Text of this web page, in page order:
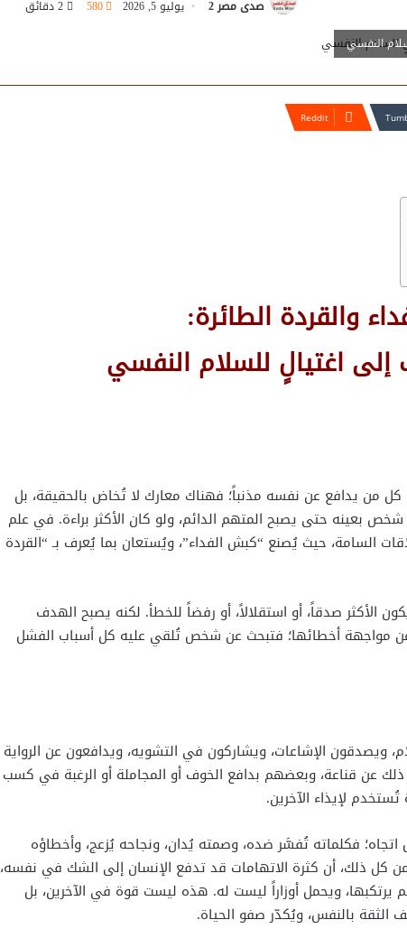
صدى مصر 2 يوليو 5, 2026 580
2 دقائق
النفسي
والقردة الطائرة:
إلى اغتيالٍ للسلام النفسي
من يدافع عن نفسه مذنباً؛ فهناك معارك لا تُخاض بالحقيقة، بل
شخص بعينه حتى يصبح المتهم الدائم، ولو كان الأكثر براءة. في علم
السامة، حيث يُصنع “كبش الفداء”، ويُستعان بما يُعرف بـ “القردة
الأكثر صدقاً، أو استقلالاً، أو رفضاً للخطأ. لكنه يصبح الهدف
مواجهة أخطائها؛ فتبحث عن شخص تُلقي عليه كل أسباب الفشل
ويصدقون الإشاعات، ويشاركون في التشويه، ويدافعون عن الرواية
عن قناعة، وبعضهم بدافع الخوف أو المجاملة أو الرغبة في كسب
لإيذاء الآخرين.
فكلماته تُفسَّر ضده، وصمته يُدان، ونجاحه يُزعج، وأخطاؤه
كل ذلك، أن كثرة الاتهامات قد تدفع الإنسان إلى الشك في نفسه،
يرتكبها، ويحمل أوزاراً ليست له. هذه ليست قوة في الآخرين، بل
بالنفس، ويُكدّر صفو الحياة.